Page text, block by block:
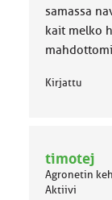
samassa
kait melko
Kirjattu
timotej
Agronetin
Aktiivi